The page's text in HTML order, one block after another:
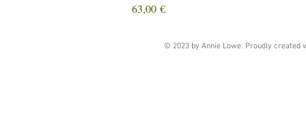
Prezzo
63,00 €
© 2023 by Annie Lowe. Proudly created